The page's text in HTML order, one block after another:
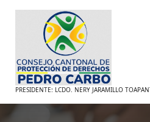
Saltar
contenido
PRESIDENTE: LCDO. NERY JARAMILLO